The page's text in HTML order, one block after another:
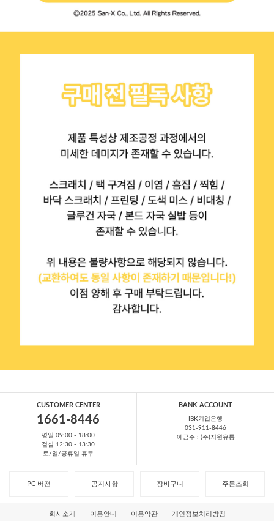
CUSTOMER CENTER
1661-8446
평일 09:00 - 18:00
점심 12:30 - 13:30
토/일/공휴일 휴무
BANK ACCOUNT
IBK기업은행
031-911-8446
예금주 : (주)지원유통
PC 버전 공지사항 장바구니 주문조회
회사소개 이용안내 이용약관 개인정보처리방침